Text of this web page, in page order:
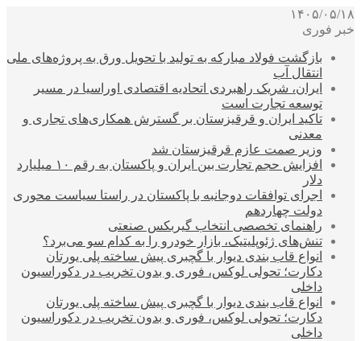
۱۴۰۵/۰۵/۱۸
خبر فوری
بازگشت فولاد مبارکه به تولید با تحویل ورق به پروژه‌های ملی
انتقال آب
ایران، شریک راهبردی اتحادیه اقتصادی اوراسیا در مسیر
توسعه تجارت است
تاکید ایران و قرقیزستان بر گسترش همکاری‌های تجاری و
معدنی
وزیر صمت عازم قرقیزستان شد
افزایش حجم تجارت بین ایران و پاکستان به رقم ۱۰ میلیارد
دلار
اجرای توافقات دوجانبه با پاکستان در راستا سیاست محوری
دولت چهاردهم
راهنمای تخصصی انتخاب گیربکس صنعتی
تنش‌های ژئوپلیتیک، بازار خودرو را به کدام سو می‌برد؟
انواع قاب بندی دیوار با گچبری پیش ساخته پلی یورتان
دکارت؛ تحولی لوکس، فوری و بدون تخریب در دکوراسیون
داخلی
انواع قاب بندی دیوار با گچبری پیش ساخته پلی یورتان
دکارت؛ تحولی لوکس، فوری و بدون تخریب در دکوراسیون
داخلی